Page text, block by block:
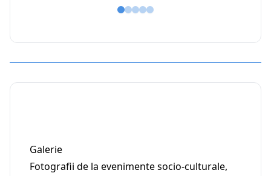
Galerie
Fotografii de la evenimente socio-culturale,